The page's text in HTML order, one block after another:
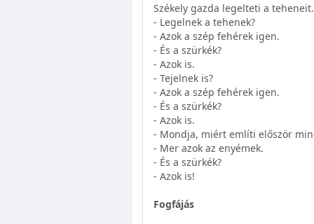
Székely gazda legelteti a
- Legelnek a tehenek?
- Azok a szép fehérek igen.
- És a szürkék?
- Azok is.
- Tejelnek is?
- Azok a szép fehérek igen.
- És a szürkék?
- Azok is.
- Mondja, miért említi először
- Mer azok az enyémek.
- És a szürkék?
- Azok is!
Fogfájás